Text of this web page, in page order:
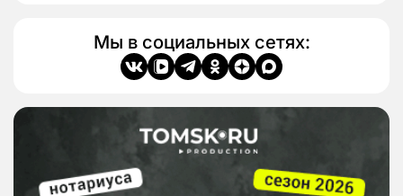
Мы в социальных сетях: